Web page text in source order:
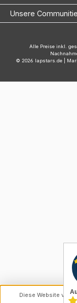
Unsere
Alle Preise inkl.
© 2026 lapstars.de |
Diese Website